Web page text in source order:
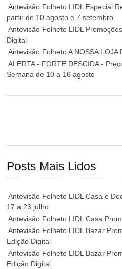
Antevisão Folheto LIDL Especial
partir de 10 agosto e 7 setembro
Antevisão Folheto LIDL
Digital
Antevisão Folheto A NOSSA
ALERTA - FORTE DESCIDA -
Semana de 10 a 16 agosto
Posts Mais Lidos
Antevisão Folheto LIDL Casa e
17 a 23 julho
Antevisão Folheto LIDL Casa
Antevisão Folheto LIDL Bazar
Edição Digital
Antevisão Folheto LIDL Bazar
Edição Digital